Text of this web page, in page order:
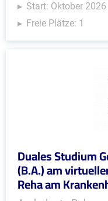
Start: Oktober 2026
Freie Plätze: 1
Duales Studium
(B.A.) am
Reha am